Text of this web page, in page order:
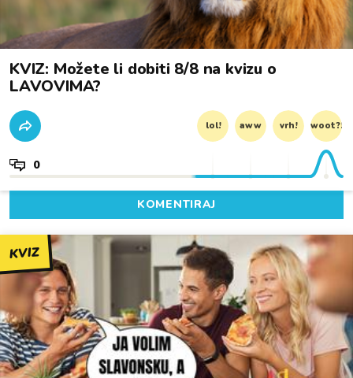
KVIZ: Možete li dobiti 8/8 na kvizu o
LAVOVIMA?
lol! aww vrh! woot?!
0
KOMENTIRAJ
KVIZ